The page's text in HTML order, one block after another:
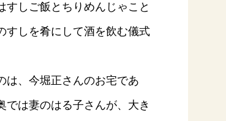
しご飯とちりめんじゃこと
すしを肴にして酒を飲む儀式
は、今堀正さんのお宅であ
は妻のはる子さんが、大き